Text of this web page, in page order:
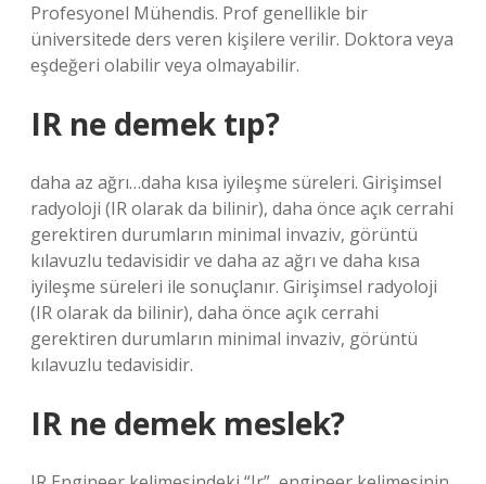
Profesyonel Mühendis. Prof genellikle bir
üniversitede ders veren kişilere verilir. Doktora veya
eşdeğeri olabilir veya olmayabilir.
IR ne demek tıp?
daha az ağrı…daha kısa iyileşme süreleri. Girişimsel
radyoloji (IR olarak da bilinir), daha önce açık cerrahi
gerektiren durumların minimal invaziv, görüntü
kılavuzlu tedavisidir ve daha az ağrı ve daha kısa
iyileşme süreleri ile sonuçlanır. Girişimsel radyoloji
(IR olarak da bilinir), daha önce açık cerrahi
gerektiren durumların minimal invaziv, görüntü
kılavuzlu tedavisidir.
IR ne demek meslek?